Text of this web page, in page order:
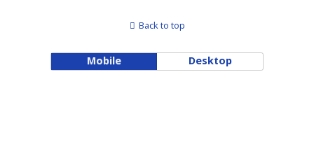
Back to top
Mobile Desktop